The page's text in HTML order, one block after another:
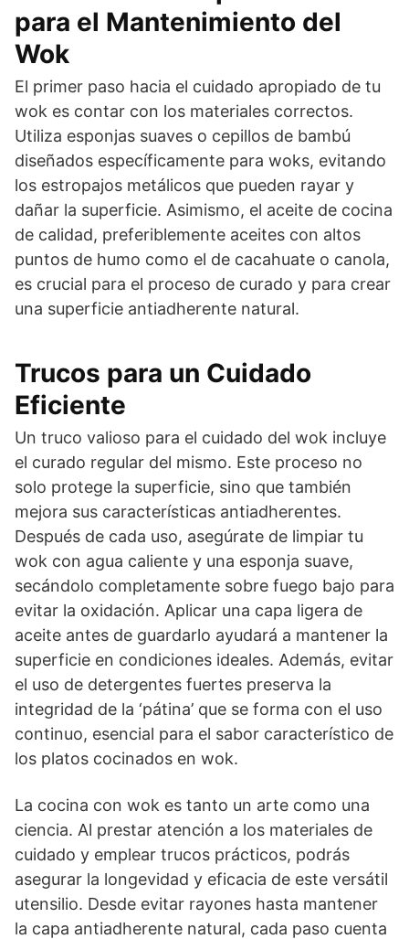
para el Mantenimiento del
Wok
El primer paso hacia el cuidado apropiado de tu
wok es contar con los materiales correctos.
Utiliza esponjas suaves o cepillos de bambú
diseñados específicamente para woks, evitando
los estropajos metálicos que pueden rayar y
dañar la superficie. Asimismo, el aceite de cocina
de calidad, preferiblemente aceites con altos
puntos de humo como el de cacahuate o canola,
es crucial para el proceso de curado y para crear
una superficie antiadherente natural.
Trucos para un Cuidado
Eficiente
Un truco valioso para el cuidado del wok incluye
el curado regular del mismo. Este proceso no
solo protege la superficie, sino que también
mejora sus características antiadherentes.
Después de cada uso, asegúrate de limpiar tu
wok con agua caliente y una esponja suave,
secándolo completamente sobre fuego bajo para
evitar la oxidación. Aplicar una capa ligera de
aceite antes de guardarlo ayudará a mantener la
superficie en condiciones ideales. Además, evitar
el uso de detergentes fuertes preserva la
integridad de la ‘pátina’ que se forma con el uso
continuo, esencial para el sabor característico de
los platos cocinados en wok.
La cocina con wok es tanto un arte como una
ciencia. Al prestar atención a los materiales de
cuidado y emplear trucos prácticos, podrás
asegurar la longevidad y eficacia de este versátil
utensilio. Desde evitar rayones hasta mantener
la capa antiadherente natural, cada paso cuenta